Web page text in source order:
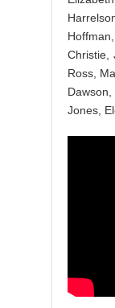
Christie,
Ross,
Jones,